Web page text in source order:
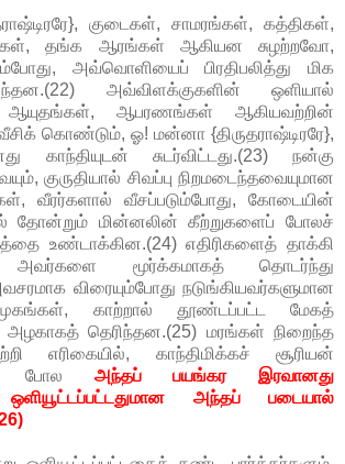
குடைகள், சாமரங்கள், கத்திகள்,
தங்க ஆரங்கள் ஆகியன சுழற்றவோ,
அவ்வொளியைப் பிரதிபலித்து மிக
அவ்விளக்குகளின் ஒளியால்
ஆயுதங்கள், ஆபரணங்கள் ஆகியவற்றின்
கொண்டும், ஓ! மன்னா {திருதராஷ்டிரரே},
காந்தியுடன் சுடர்விட்டது.(23) நன்கு
குருதியால் சிவப்பு நிறமடைந்தவையுமான
வீரர்களால் வீசப்படும்போது, கோடையின்
தோன்றும் மின்னலின் கீற்றுகளைப் போலச்
உண்டாக்கின.(24) எதிரிகளைத் தாக்கி
அவர்களை மூர்க்கமாகத் தொடர்ந்து
விரையும்போது நடுங்கியவர்களுமான
காற்றால் தூண்டப்பட்ட மேகத்
தெரிந்தன.(25) மரங்கள் நிறைந்த
எரிகையில், காந்திமிக்கச் சூரியன்
போல அந்தப் பயங்கர இரவானது
ஒளியூட்டப்பட்டதுமான அந்தப் படையால்